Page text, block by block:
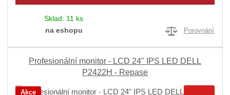
Sklad: 11 ks
na eshopu
Porovnání
Profesionální monitor - LCD 24" IPS LED DELL
P2422H - Repase
Akce